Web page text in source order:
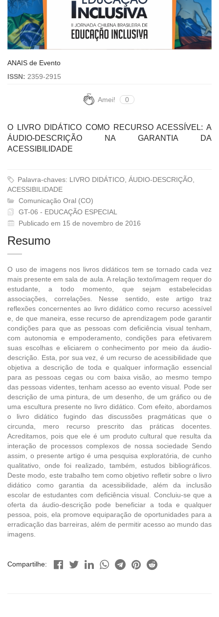
ANAIS de Evento
ISSN: 2359-2915
Amei! 0
O LIVRO DIDÁTICO COMO RECURSO ACESSÍVEL: A
ÁUDIO-DESCRIÇÃO NA GARANTIA DA
ACESSIBILIDADE
Palavra-chaves: LIVRO DIDÁTICO, ÁUDIO-DESCRIÇÃO,
ACESSIBILIDADE
Comunicação Oral (CO)
GT-06 - EDUCAÇÃO ESPECIAL
Publicado em 15 de novembro de 2016
Resumo
O uso de imagens nos livros didáticos tem se tornado cada vez
mais presente em sala de aula. A relação texto/imagem requer do
estudante, a todo momento, que sejam estabelecidas
associações, correlações. Nesse sentido, este artigo traz
reflexões concernentes ao livro didático como recurso acessível
e, de que maneira, esse recurso de aprendizagem pode garantir
condições para que as pessoas com deficiência visual tenham,
com autonomia e empoderamento, condições para efetivarem
suas escolhas e eliciarem o conhecimento por meio da áudio-
descrição. Esta, por sua vez, é um recurso de acessibilidade que
objetiva a descrição de toda e qualquer informação essencial
para as pessoas cegas ou com baixa visão, ao mesmo tempo
das pessoas videntes, tenham acesso ao evento visual. Pode ser
descrição de uma pintura, de um desenho, de um gráfico ou de
uma escultura presente no livro didático. Com efeito, abordamos
o livro didático fugindo das discussões pragmáticas que o
circunda, mero recurso prescrito das práticas docentes.
Acreditamos, pois que ele é um produto cultural que resulta da
interação de processos complexos de nossa sociedade Sendo
assim, o presente artigo é uma pesquisa exploratória, de cunho
qualitativo, onde foi realizado, também, estudos bibliográficos.
Deste modo, este trabalho tem como objetivo refletir sobre o livro
didático como garantia da acessibilidade, além da inclusão
escolar de estudantes com deficiência visual. Concluiu-se que a
oferta da áudio-descrição pode beneficiar a toda e qualquer
pessoa, pois, ela promove equiparação de oportunidades para a
erradicação das barreiras, além de permitir acesso ao mundo das
imagens.
Compartilhe: